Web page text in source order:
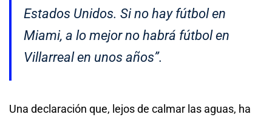
Estados Unidos. Si no hay fútbol en
Miami, a lo mejor no habrá fútbol en
Villarreal en unos años”.
Una declaración que, lejos de calmar las aguas, ha